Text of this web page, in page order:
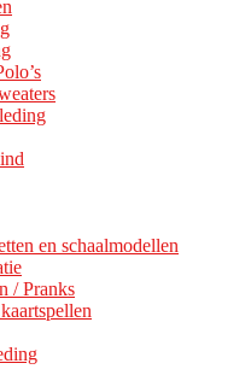
en schaalmodellen
/ Pranks